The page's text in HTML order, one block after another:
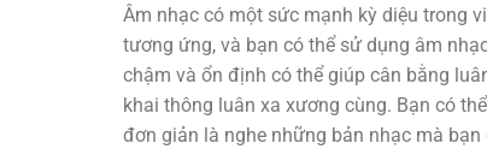
Âm nhạc có một sức mạnh kỳ diệu trong
tương ứng, và bạn có thể sử dụng âm
chậm và ổn định có thể giúp cân bằng
khai thông luân xa xương cùng. Bạn có
đơn giản là nghe những bản nhạc mà